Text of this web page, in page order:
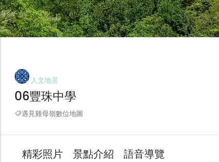
人文地景
06豐珠中學
遇見雞母嶺數位地圖
精彩照片 景點介紹
語音導覽